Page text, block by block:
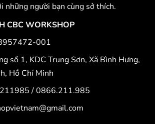
những người bạn cùng sở thích.
CBC WORKSHOP
001
số 1, KDC Trung Sơn, Xã Bình Hưng,
Hồ Chí Minh
/0866.211.985